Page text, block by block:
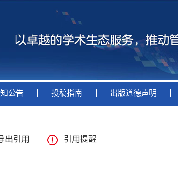
公告 投稿指南 出版道德声明
出引用 引用提醒